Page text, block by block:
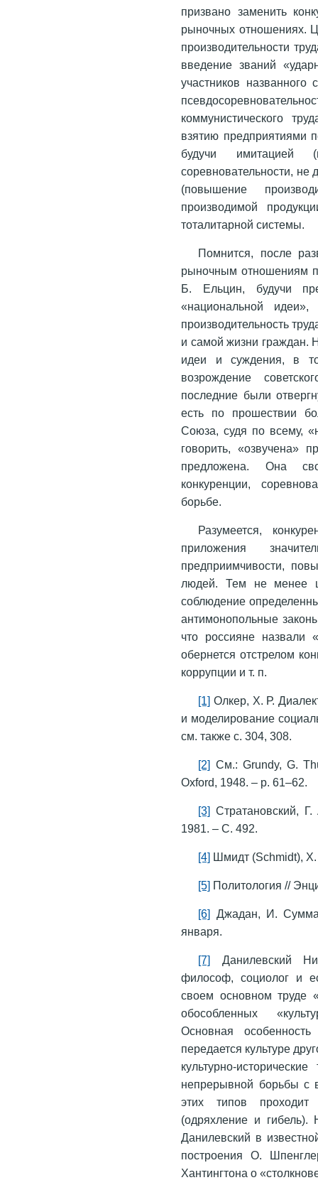
призвано заменить
рыночных отношениях.
производительности
введение званий
участников
коммунистического
взятию предприятиями
будучи имитацией
соревновательности, не
(повышение
производимой
тоталитарной системы.
Помнится, после
рыночным отношениям
Б. Ельцин, будучи
«национальной идеи»,
производительность
и самой жизни граждан.
идеи и суждения, в
возрождение
последние были
есть по прошествии
Союза, судя по всему,
говорить, «озвучена»
предложена. Она
конкуренции,
борьбе.
Разумеется,
приложения
предприимчивости,
людей. Тем не менее
соблюдение
антимонопольные
что россияне назвали
обернется отстрелом
коррупции и т. п.
[1] Олкер, Х. Р.
и моделирование
см. также с. 304, 308.
[2] См.: Grundy, G.
Oxford, 1948. – p. 61–62.
[3] Стратановский,
1981. – С. 492.
[4] Шмидт (Schmidt),
[5] Политология //
[6] Джадан, И.
января.
[7] Данилевский
философ, социолог и
своем основном труде
обособленных
Основная особенность
передается культуре
культурно-
непрерывной борьбы с
этих типов проходит
(одряхление и гибель).
Данилевский в
построения О.
Хантингтона о